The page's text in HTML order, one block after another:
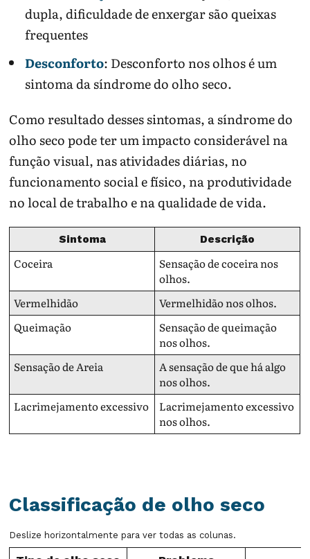
dupla, dificuldade de enxergar são queixas
frequentes
Desconforto: Desconforto nos olhos é um
sintoma da síndrome do olho seco.
Como resultado desses sintomas, a síndrome do
olho seco pode ter um impacto considerável na
função visual, nas atividades diárias, no
funcionamento social e físico, na produtividade
no local de trabalho e na qualidade de vida.
Sintoma Descrição
Coceira
Sensação de coceira nos
olhos.
Vermelhidão
Vermelhidão nos olhos.
Queimação
Sensação de queimação
nos olhos.
Sensação de Areia
A sensação de que há algo
nos olhos.
Lacrimejamento excessivo
Lacrimejamento excessivo
nos olhos.
Classificação de olho seco
Deslize horizontalmente para ver todas as colunas.